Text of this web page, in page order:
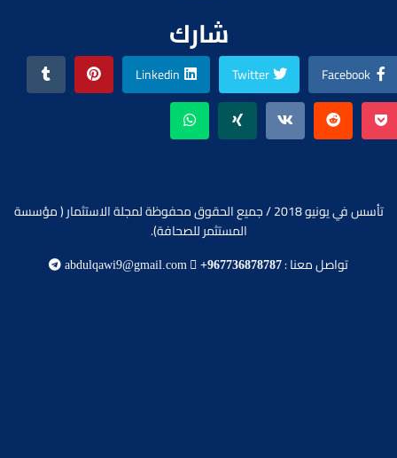
شارك
Facebook
Twitter
Linkedin
تأسس في يونيو 2018 / جميع الحقوق محفوظة لمجلة الاستثمار ( مؤسسة
المستثمر للصحافة).
تواصل معنا : +967736878787
abdulqawi9@gmail.com